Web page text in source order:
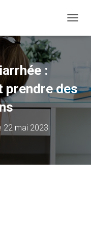
:
prendre des
22 mai 2023